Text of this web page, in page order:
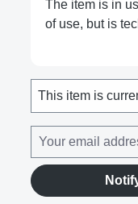
The item is in
of use, but is
This item is